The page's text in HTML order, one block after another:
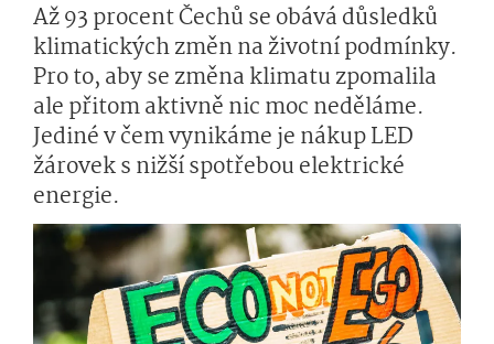
Až 93 procent Čechů se obává důsledků
klimatických změn na životní podmínky.
Pro to, aby se změna klimatu zpomalila
ale přitom aktivně nic moc neděláme.
Jediné v čem vynikáme je nákup LED
žárovek s nižší spotřebou elektrické
energie.